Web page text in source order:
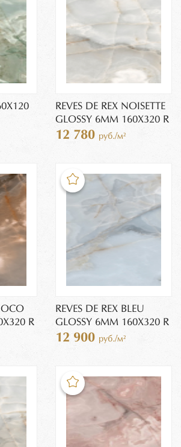
REVES DE REX NOISETTE
GLOSSY 6MM 160X320 R
12 780 руб./м²
R
REVES DE REX BLEU
GLOSSY 6MM 160X320 R
12 900 руб./м²